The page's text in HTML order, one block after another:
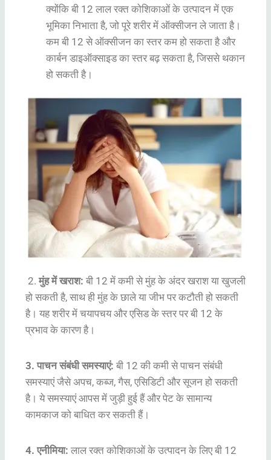
क्योंकि बी 12 लाल रक्त कोशिकाओं के उत्पादन में एक
भूमिका निभाता है, जो पूरे शरीर में ऑक्सीजन ले जाता है।
कम बी 12 से ऑक्सीजन का स्तर कम हो सकता है और
कार्बन डाइऑक्साइड का स्तर बढ़ सकता है, जिससे थकान
हो सकती है।
2. मुंह में खराश: बी 12 में कमी से मुंह के अंदर खराश या खुजली
हो सकती है, साथ ही मुंह के छाले या जीभ पर कटौती हो सकती
है। यह शरीर में चयापचय और एसिड के स्तर पर बी 12 के
प्रभाव के कारण है।
3. पाचन संबंधी समस्याएं: बी 12 की कमी से पाचन संबंधी
समस्याएं जैसे अपच, कब्ज, गैस, एसिडिटी और सूजन हो सकती
है। ये समस्याएं आपस में जुड़ी हुई हैं और पेट के सामान्य
कामकाज को बाधित कर सकती हैं।
4. एनीमिया: लाल रक्त कोशिकाओं के उत्पादन के लिए बी 12